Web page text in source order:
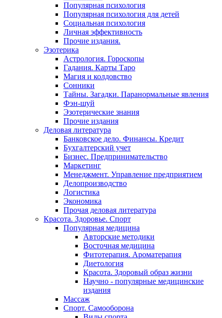
Популярная психология
Популярная психология для детей
Социальная психология
Личная эффективность
Прочие издания.
Эзотерика
Астрология. Гороскопы
Гадания. Карты Таро
Магия и колдовство
Сонники
Тайны. Загадки. Паранормальные явления
Фэн-шуй
Эзотерические знания
Прочие издания
Деловая литература
Банковское дело. Финансы. Кредит
Бухгалтерский учет
Бизнес. Предпринимательство
Маркетинг
Менеджмент. Управление предприятием
Делопроизводство
Логистика
Экономика
Прочая деловая литература
Красота. Здоровье. Спорт
Популярная медицина
Авторские методики
Восточная медицина
Фитотерапия. Ароматерапия
Диетология
Красота. Здоровый образ жизни
Научно - популярные медицинские
издания
Массаж
Спорт. Самооборона